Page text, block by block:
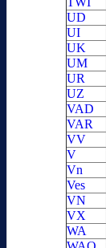
UD
UI
UK
UM
UR
UZ
VAD
VAR
VV
V
Vn
Ves
VN
VX
WA